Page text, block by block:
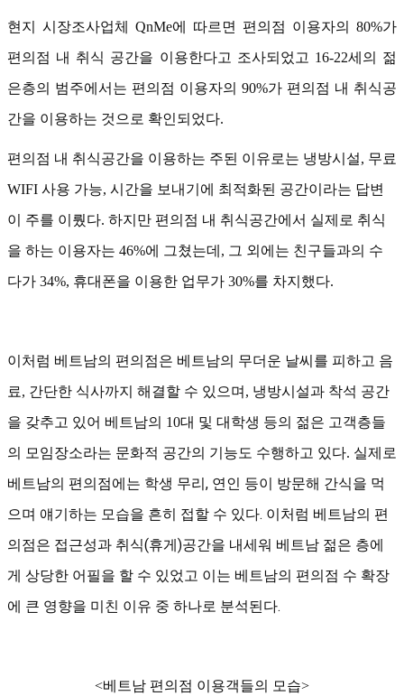
현지 시장조사업체 QnMe에 따르면 편의점 이용자의 80%가
편의점 내 취식 공간을 이용한다고 조사되었고 16-22세의 젊
은층의 범주에서는 편의점 이용자의 90%가 편의점 내 취식공
간을 이용하는 것으로 확인되었다.
편의점 내 취식공간을 이용하는 주된 이유로는 냉방시설, 무료
WIFI 사용 가능, 시간을 보내기에 최적화된 공간이라는 답변
이 주를 이뤘다. 하지만 편의점 내 취식공간에서 실제로 취식
을 하는 이용자는 46%에 그쳤는데, 그 외에는 친구들과의 수
다가 34%, 휴대폰을 이용한 업무가 30%를 차지했다.
이처럼 베트남의 편의점은 베트남의 무더운 날씨를 피하고 음
료, 간단한 식사까지 해결할 수 있으며, 냉방시설과 착석 공간
을 갖추고 있어 베트남의 10대 및 대학생 등의 젊은 고객층들
의 모임장소라는 문화적 공간의 기능도 수행하고 있다. 실제로
베트남의 편의점에는 학생 무리, 연인 등이 방문해 간식을 먹
으며 얘기하는 모습을 흔히 접할 수 있다. 이처럼 베트남의 편
의점은 접근성과 취식(휴게)공간을 내세워 베트남 젊은 층에
게 상당한 어필을 할 수 있었고 이는 베트남의 편의점 수 확장
에 큰 영향을 미친 이유 중 하나로 분석된다.
<베트남 편의점 이용객들의 모습>